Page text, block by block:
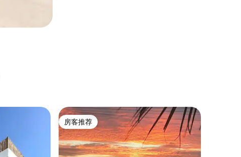
房客推荐
房客推荐